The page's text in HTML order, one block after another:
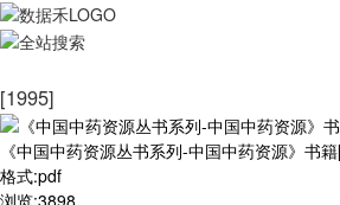
《中国中药资源丛书系
[1995]
《中国中药资源丛书系列-中国中药资源》书
格式:pdf
浏览:3898